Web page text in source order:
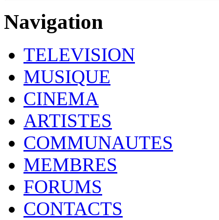
Navigation
TELEVISION
MUSIQUE
CINEMA
ARTISTES
COMMUNAUTES
MEMBRES
FORUMS
CONTACTS